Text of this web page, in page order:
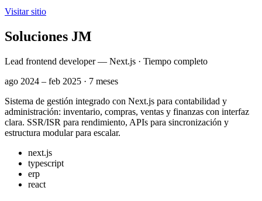
Visitar sitio
Soluciones JM
Lead frontend developer — Next.js · Tiempo completo
ago 2024 – feb 2025 · 7 meses
Sistema de gestión integrado con Next.js para contabilidad y
administración: inventario, compras, ventas y finanzas con interfaz
clara. SSR/ISR para rendimiento, APIs para sincronización y
estructura modular para escalar.
next.js
typescript
erp
react